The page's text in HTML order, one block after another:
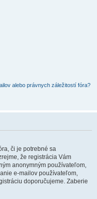
alebo právnych záležitostí fóra?
či je potrebné sa
že registrácia Vám
anonymným používateľom,
e-mailov používateľom,
doporučujeme. Zaberie